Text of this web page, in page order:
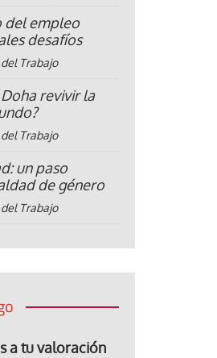
del empleo
desafíos
Trabajo
revivir la
Trabajo
un paso
de género
Trabajo
a tu valoración